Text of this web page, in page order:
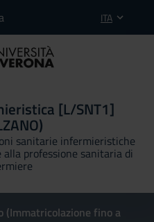
ITA
[L/SNT1]
sanitarie infermieristiche
professione sanitaria di
(Immatricolazione fino a